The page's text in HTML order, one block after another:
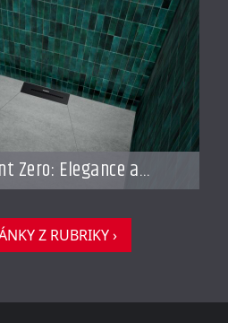
Zero: Elegance a
úrovni
Z RUBRIKY ›